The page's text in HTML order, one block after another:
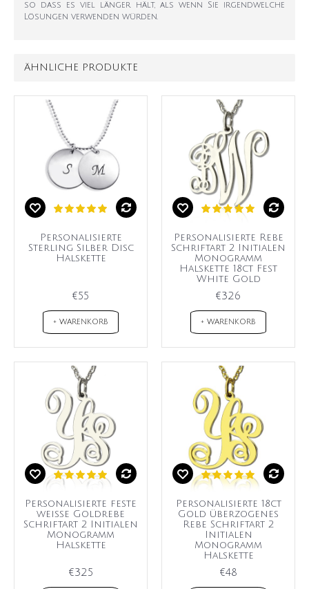
so dass es viel länger hält, als wenn Sie irgendwelche
Lösungen verwenden würden.
ÄHNLICHE PRODUKTE
Personalisierte
Sterling Silber Disc
Halskette
€55
+ WARENKORB
Personalisierte Rebe
Schriftart 2 Initialen
Monogramm
Halskette 18ct Fest
White Gold
€326
+ WARENKORB
Personalisierte feste
weiße Goldrebe
Schriftart 2 Initialen
Monogramm
Halskette
€325
Personalisierte 18ct
Gold überzogenes
Rebe Schriftart 2
Initialen
Monogramm
Halskette
€48